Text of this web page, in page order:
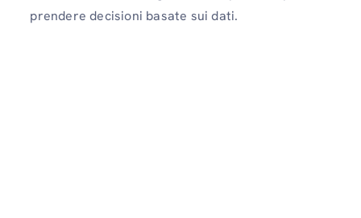
prendere decisioni basate sui dati.